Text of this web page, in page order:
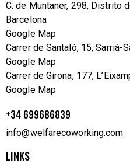
C. de Muntaner, 298, Distrito
Barcelona
Google Map
Carrer de Santaló, 15, Sarrià-
Google Map
Carrer de Girona, 177,
Google Map
+34 699686839
info@welfarecoworking.com
LINKS